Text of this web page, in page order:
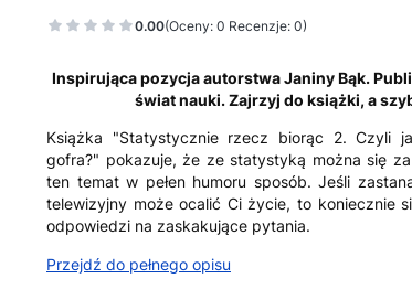
0.00(Oceny: 0 Recenzje: 0)
Inspirująca pozycja autorstwa Janiny Bąk.
świat nauki. Zajrzyj do książki, a
Książka "Statystycznie rzecz biorąc 2. Czyli
gofra?" pokazuje, że ze statystyką można się
ten temat w pełen humoru sposób. Jeśli
telewizyjny może ocalić Ci życie, to koniecznie
odpowiedzi na zaskakujące pytania.
Przejdź do pełnego opisu